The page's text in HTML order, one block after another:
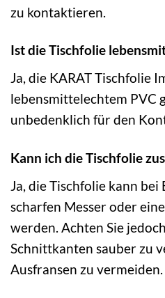
zu kontaktieren.
Ist die Tischfolie
Ja, die KARAT Tischfolie
lebensmittelechtem PVC
unbedenklich für den
Kann ich die Tischfolie
Ja, die Tischfolie kann
scharfen Messer oder
werden. Achten Sie
Schnittkanten sauber zu
Ausfransen zu vermeiden.